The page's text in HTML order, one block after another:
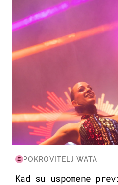
POKROVITELJ WATA
Kad su uspomene